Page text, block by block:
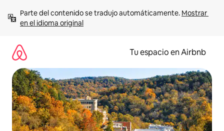
contenido
Parte del contenido se tradujo automáticamente. Mostrar
en el idioma original
Tu espacio en Airbnb